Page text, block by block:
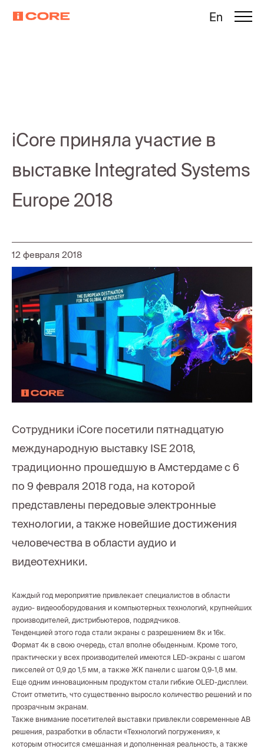
En
iCore приняла участие в
выставке Integrated Systems
Europe 2018
12 февраля 2018
Сотрудники iCore посетили пятнадцатую
международную выставку ISE 2018,
традиционно прошедшую в Амстердаме с 6
по 9 февраля 2018 года, на которой
представлены передовые электронные
технологии, а также новейшие достижения
человечества в области аудио и
видеотехники.
Каждый год мероприятие привлекает специалистов в области
аудио- видеооборудования и компьютерных технологий, крупнейших
производителей, дистрибьютеров, подрядчиков.
Тенденцией этого года стали экраны с разрешением 8к и 16к.
Формат 4к в свою очередь, стал вполне обыденным. Кроме того,
практически у всех производителей имеются LED-экраны с шагом
пикселей от 0,9 до 1,5 мм, а также ЖК панели с шагом 0,9-1,8 мм.
Еще одним инновационным продуктом стали гибкие OLED-дисплеи.
Стоит отметить, что существенно выросло количество решений и по
прозрачным экранам.
Также внимание посетителей выставки привлекли современные AB
решения, разработки в области «Технологий погружения», к
которым относится смешанная и дополненная реальность, а также